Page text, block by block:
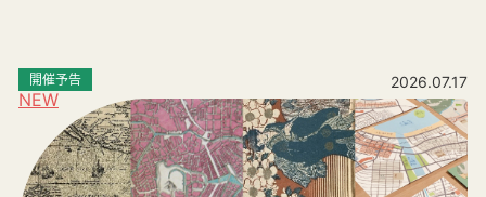
NEW
開催予告 2026.07.17